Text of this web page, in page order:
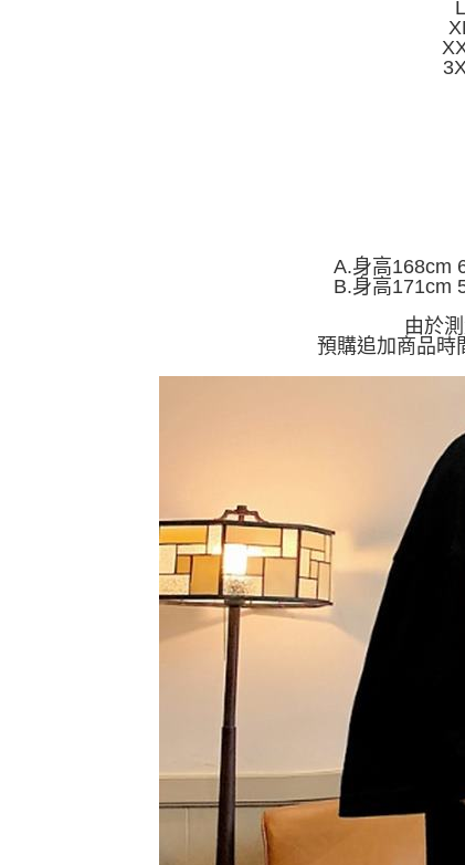
A.身高168cm
B.身高171cm
由於
預購追加商品時